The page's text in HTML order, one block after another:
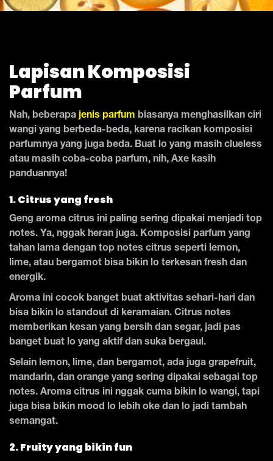
Lapisan Komposisi
Parfum
Nah, beberapa jenis parfum biasanya menghasilkan ciri
wangi yang berbeda-beda, karena racikan komposisi
parfumnya yang juga beda. Buat lo yang masih clueless
atau masih coba-coba parfum, nih, Axe kasih
panduannya!
1. Citrus yang fresh
Geng aroma citrus ini paling sering dipakai menjadi top
notes. Ya, nggak heran juga. Komposisi parfum yang
tahan lama dengan top notes citrus seperti lemon,
lime, atau bergamot bisa bikin lo terkesan fresh dan
energik.
Aroma ini cocok banget buat aktivitas sehari-hari dan
bisa bikin lo standout di keramaian. Citrus notes
memberikan kesan yang bersih dan segar, jadi pas
banget buat lo yang aktif dan suka bergaul.
Selain lemon, lime, dan bergamot, ada juga grapefruit,
mandarin, dan orange yang sering dipakai sebagai top
notes. Aroma citrus ini nggak cuma bikin lo wangi, tapi
juga bisa bikin mood lo lebih oke dan lo jadi tambah
semangat.
2. Fruity yang bikin fun